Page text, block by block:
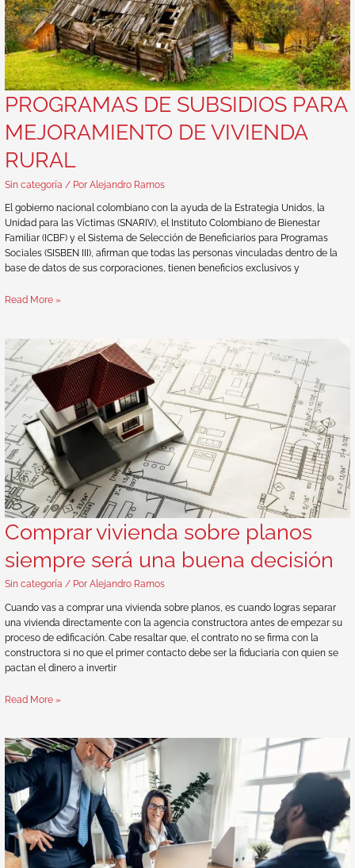
PROGRAMAS DE SUBSIDIOS PARA
MEJORAMIENTO DE VIVIENDA
RURAL
Sin categoría / PorAlejandro Ramos
El gobierno nacional colombiano con la ayuda de la Estrategia Unidos, la
Unidad para las Víctimas (SNARIV), el Instituto Colombiano de Bienestar
Familiar (ICBF) y el Sistema de Selección de Beneficiarios para Programas
Sociales (SISBEN III), afirman que todas las personas vinculadas dentro de la
base de datos de sus corporaciones, tienen beneficios exclusivos y
Read More »
Comprar vivienda sobre planos
siempre será una buena decisión
Sin categoría / PorAlejandro Ramos
Cuando vas a comprar una vivienda sobre planos, es cuando logras separar
una vivienda directamente con la agencia constructora antes de empezar su
proceso de edificación. Cabe resaltar que, el contrato no se firma con la
constructora si no que el primer contacto debe ser la fiduciaria con quien se
pactan el dinero a invertir
Read More »